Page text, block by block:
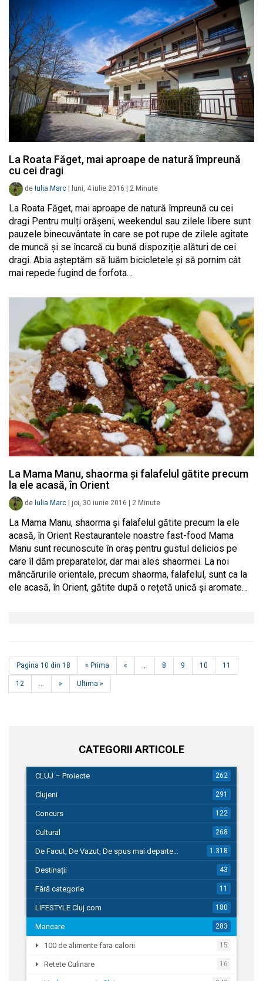
La Roata Făget, mai aproape de natură împreună
cu cei dragi
de Iulia Marc luni, 4 iulie 2016 2 Minute
La Roata Făget, mai aproape de natură împreună cu cei
dragi Pentru mulți orășeni, weekendul sau zilele libere sunt
pauzele binecuvântate în care se pot rupe de zilele agitate
de muncă și se încarcă cu bună dispoziție alături de cei
dragi. Abia așteptăm să luăm bicicletele și să pornim cât
mai repede fugind de forfota…
La Mama Manu, shaorma și falafelul gătite precum
la ele acasă, în Orient
de Iulia Marc joi, 30 iunie 2016 2 Minute
La Mama Manu, shaorma și falafelul gătite precum la ele
acasă, în Orient Restaurantele noastre fast-food Mama
Manu sunt recunoscute în oraș pentru gustul delicios pe
care îl dăm preparatelor, dar mai ales shaormei. La noi
mâncărurile orientale, precum shaorma, falafelul, sunt ca la
ele acasă, în Orient, gătite după o rețetă unică și aromate…
Pagina 10 din 18 « Prima « ... 8 9 10 11
12 ... » Ultima »
CATEGORII ARTICOLE
CLUJ – Proiecte 262
Clujeni 291
Concurs 122
Cultural 268
De Facut, De Vazut, De spus mai departe… 1.318
Destinații 43
Fără categorie 11
LIFESTYLE Cluj.com 180
Mancare 283
100 de alimente fara calorii 15
Retete Culinare 16